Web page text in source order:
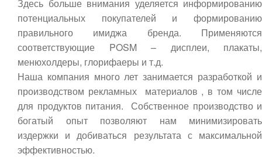
Здесь больше внимания уделяется информированию
потенциальных покупателей и формированию
правильного имиджа бренда. Применяются
соответствующие POSM – дисплеи, плакаты,
менюхолдеры, глорифаеры и т.д.
Наша компания много лет занимается разработкой и
производством рекламных материалов , в том числе
для продуктов питания. Собственное производство и
богатый опыт позволяют нам минимизировать
издержки и добиваться результата с максимальной
эффективностью.